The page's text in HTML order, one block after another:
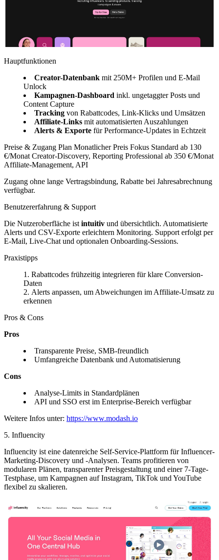
Hauptfunktionen
Creator-Datenbank mit 250M+ Profilen und E-Mail
Unlock
Kampagnen-Dashboard inkl. ungetaggter Posts und
Content Capture
Tracking von Rabattcodes, Link-Klicks und Umsätzen
Affiliate-Links mit automatisierten Auszahlungen
Alerts & Exporte für Performance-Updates in Echtzeit
Preise & Zugang Plan Monatlicher Preis Fokus Standard ab 130
€/Monat Creator-Discovery, Reporting Professional ab 350 €/Monat
Affiliate-Management, API
Zugang ohne lange Vertragsbindung, Rabatte bei Jahresabrechnung
verfügbar.
Benutzererfahrung & Support
Die Nutzeroberfläche ist intuitiv und übersichtlich. Automatisierte
Alerts und CSV-Exporte erleichtern Monitoring. Support erfolgt per
E-Mail, Live-Chat und optionalen Onboarding-Sessions.
Praxistipps
Rabattcodes frühzeitig integrieren für klare Conversion-
Daten
Alerts anpassen, um Abweichungen im Affiliate-Umsatz zu
erkennen
Pros & Cons
Pros
Transparente Preise, SMB-freundlich
Umfangreiche Datenbank und Automatisierung
Cons
Analyse-Limits in Standardplänen
API und SSO erst im Enterprise-Bereich verfügbar
Weitere Infos unter: https://www.modash.io
5. Influencity
Influencity ist eine datenreiche Self-Service-Plattform für Influencer-
Marketing-Discovery und -Analysen. Teams profitieren von
modularen Plänen, transparenter Preisgestaltung und einer 7-Tage-
Testphase, um Kampagnen auf Instagram, TikTok und YouTube
flexibel zu skalieren.